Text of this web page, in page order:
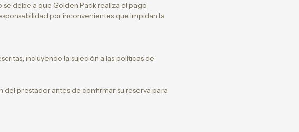
debe a que Golden Pack realiza el pago
por inconvenientes que impidan la
incluyendo la sujeción a las políticas de
prestador antes de confirmar su reserva para